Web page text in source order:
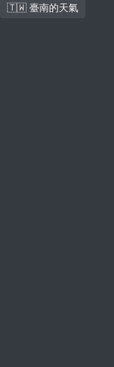
🇹🇼 臺南的天氣